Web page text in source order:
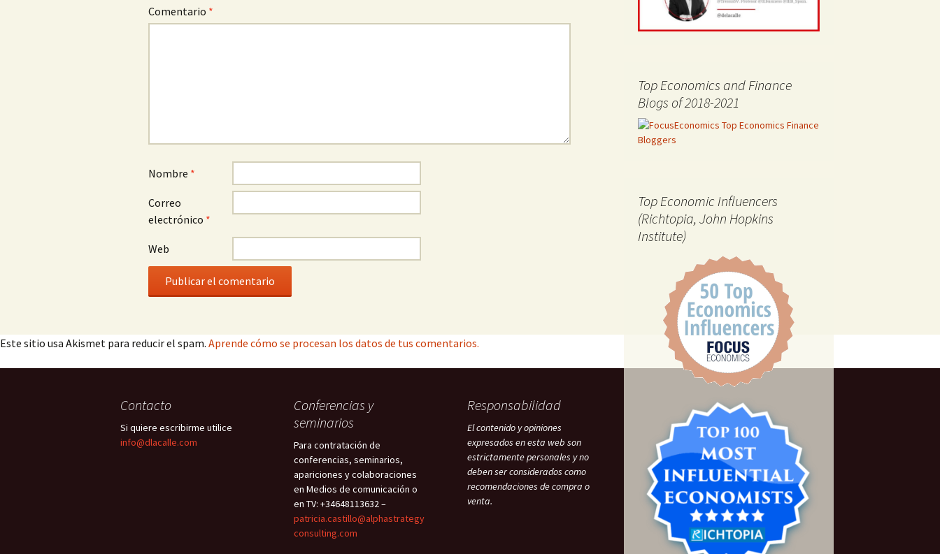
Comentario *
Nombre *
Correo
electrónico *
Web
Este sitio usa Akismet para reducir el spam. Aprende cómo se procesan los datos de tus comentarios.
Top Economics and Finance
Blogs of 2018-2021
Top Economic Influencers
(Richtopia, John Hopkins
Institute)
Contacto
Si quiere escribirme utilice
info@dlacalle.com
Conferencias y
seminarios
Para contratación de
conferencias, seminarios,
apariciones y colaboraciones
en Medios de comunicación o
en TV: +34648113632 –
patricia.castillo@alphastrategy
consulting.com
Responsabilidad
El contenido y opiniones
expresados en esta web son
estrictamente personales y no
deben ser considerados como
recomendaciones de compra o
venta.